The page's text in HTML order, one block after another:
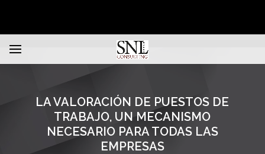
LA VALORACIÓN DE PUESTOS DE
TRABAJO, UN MECANISMO
NECESARIO PARA TODAS LAS
EMPRESAS